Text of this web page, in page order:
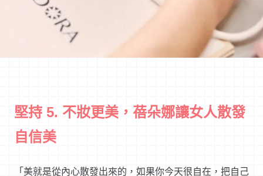
堅持 5. 不妝更美，蓓朵娜讓女人散發
自信美
「美就是從內心散發出來的，如果你今天很自在，把自己